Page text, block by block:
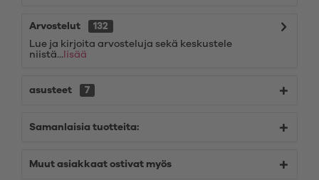
Arvostelut
132
Lue ja kirjoita arvosteluja sekä keskustele
niistä... lisää
asusteet 7
Samanlaisia tuotteita:
Muut asiakkaat ostivat myös